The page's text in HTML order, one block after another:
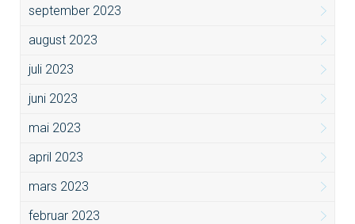
september 2023
august 2023
juli 2023
juni 2023
mai 2023
april 2023
mars 2023
februar 2023